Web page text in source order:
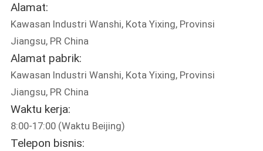
VIDEO
TAMPILAN
VR
TENTANG
KAMI
Alamat:
Kawasan Industri Wanshi, Kota Yixing, Provinsi
Jiangsu, PR China
Alamat pabrik:
Kawasan Industri Wanshi, Kota Yixing, Provinsi
Jiangsu, PR China
Waktu kerja:
8:00-17:00 (Waktu Beijing)
Telepon bisnis: